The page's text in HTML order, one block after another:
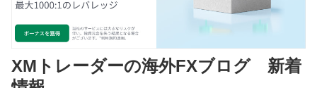
XMトレーダーの海外FXブログ 新着